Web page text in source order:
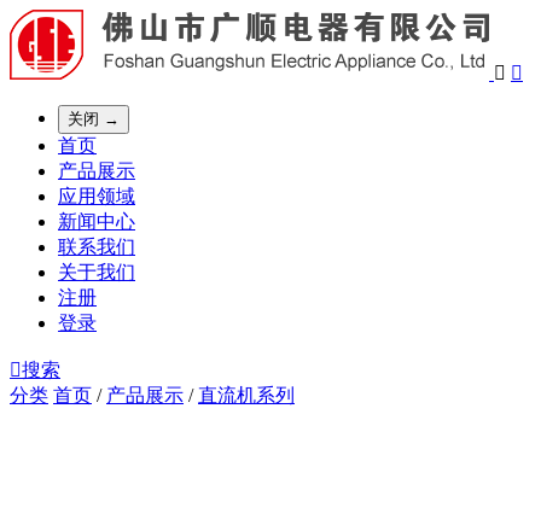
 
关闭 →
首页
产品展示
应用领域
新闻中心
联系我们
关于我们
注册
登录
搜索
分类 首页 / 产品展示 /直流机系列